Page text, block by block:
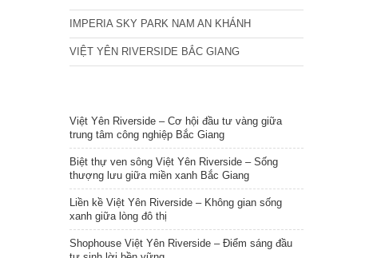
IMPERIA SKY PARK NAM AN KHÁNH
VIỆT YÊN RIVERSIDE BẮC GIANG
Việt Yên Riverside – Cơ hội đầu tư vàng giữa
trung tâm công nghiệp Bắc Giang
Biệt thự ven sông Việt Yên Riverside – Sống
thượng lưu giữa miền xanh Bắc Giang
Liền kề Việt Yên Riverside – Không gian sống
xanh giữa lòng đô thị
Shophouse Việt Yên Riverside – Điểm sáng đầu